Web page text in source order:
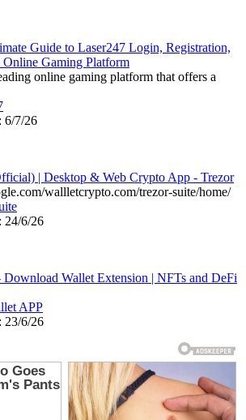
Guide to Laser247 Login, Registration,
Gaming Platform
online gaming platform that offers a
6/7/26
| Desktop & Web Crypto App - Trezor
wallletcrypto.com/trezor-suite/home/
24/6/26
Wallet Extension | NFTs and DeFi
APP
23/6/26